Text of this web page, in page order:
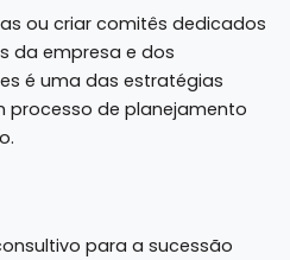
ou criar comitês dedicados
da empresa e dos
é uma das estratégias
processo de planejamento
para a sucessão